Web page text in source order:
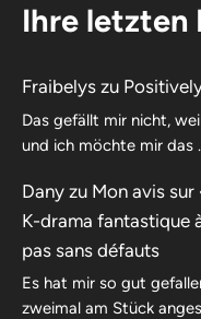
Ihre letzten
Fraibelys zu
Das gefällt mir nicht,
und ich möchte mir das
Dany zu Mon avis sur
K-drama fantastique
pas sans défauts
Es hat mir so gut
zweimal am Stück